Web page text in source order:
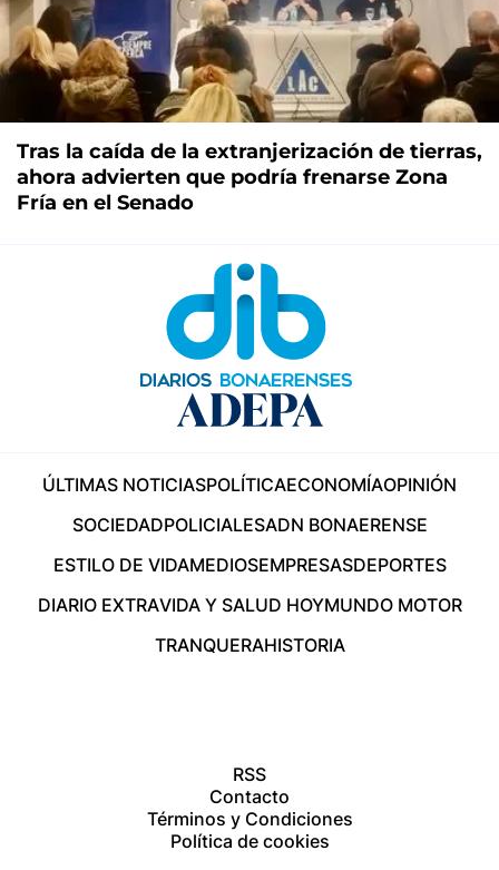
Tras la caída de la extranjerización de tierras,
ahora advierten que podría frenarse Zona
Fría en el Senado
ÚLTIMAS NOTICIASPOLÍTICAECONOMÍAOPINIÓN
SOCIEDADPOLICIALESADN BONAERENSE
ESTILO DE VIDAMEDIOSEMPRESASDEPORTES
DIARIO EXTRAVIDA Y SALUD HOYMUNDO MOTOR
TRANQUERAHISTORIA
RSS
Contacto
Términos y Condiciones
Política de cookies